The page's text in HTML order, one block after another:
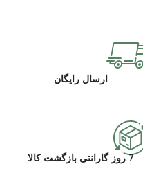
ارسال رایگان
7 روز گارانتی بازگشت کالا